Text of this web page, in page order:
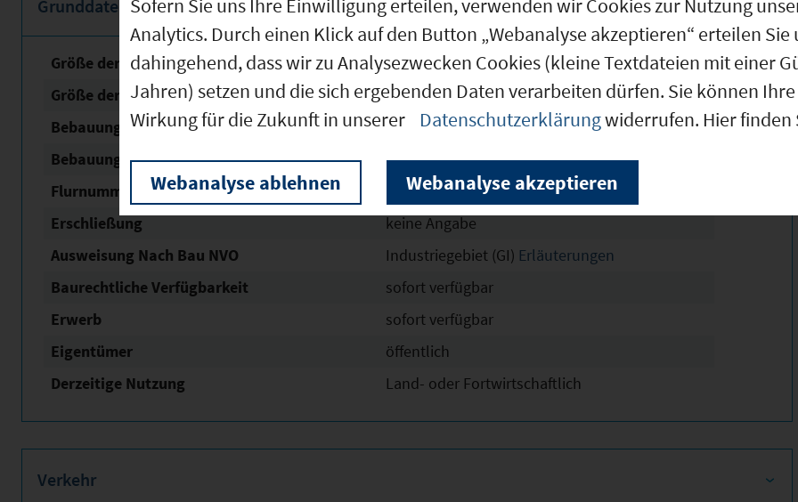
Grunddaten
Größe der unbebauten Fläche
35.957 m²
Größe der Fläche mit Baurecht
35.957 m²
Bebauungsplan Nr. / Name
Industriegebiet West II
Bebauungsplan Status
rechtskräftig
Flurnummern
580/53
Erschließung
keine Angabe
Ausweisung Nach Bau NVO
Industriegebiet (GI) Erläuterungen
Baurechtliche Verfügbarkeit
sofort verfügbar
Erwerb
sofort verfügbar
Eigentümer
öffentlich
Derzeitige Nutzung
Land- oder Fortwirtschaftlich
Verkehr
Sofern Sie uns Ihre Einwilligung erteilen, verwenden wir Cookies zur Nutzung
Analytics. Durch einen Klick auf den Button „Webanalyse akzeptieren“ erteilen
dahingehend, dass wir zu Analysezwecken Cookies (kleine Textdateien mit einer
Jahren) setzen und die sich ergebenden Daten verarbeiten dürfen. Sie können
Wirkung für die Zukunft in unserer
Datenschutzerklärungwiderrufen. Hier
Webanalyse ablehnen Webanalyse akzeptieren